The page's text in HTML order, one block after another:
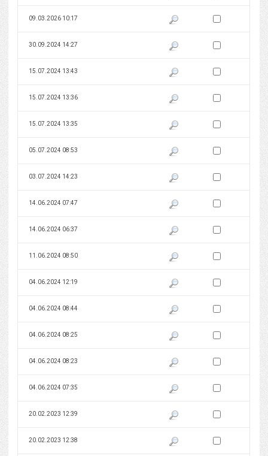
09.03.2026 10:17 Pokaż podgląd wersji z dnia
Zaznacz wersję do
30.09.2024 14:27 Pokaż podgląd wersji z dnia
Zaznacz wersję do
15.07.2024 13:43 Pokaż podgląd wersji z dnia
Zaznacz wersję do
15.07.2024 13:36 Pokaż podgląd wersji z dnia
Zaznacz wersję do
15.07.2024 13:35 Pokaż podgląd wersji z dnia
Zaznacz wersję do
05.07.2024 08:53 Pokaż podgląd wersji z dnia
Zaznacz wersję do
03.07.2024 14:23 Pokaż podgląd wersji z dnia
Zaznacz wersję do
14.06.2024 07:47 Pokaż podgląd wersji z dnia
Zaznacz wersję do
14.06.2024 06:37 Pokaż podgląd wersji z dnia
Zaznacz wersję do
11.06.2024 08:50 Pokaż podgląd wersji z dnia
Zaznacz wersję do
04.06.2024 12:19 Pokaż podgląd wersji z dnia
Zaznacz wersję do
04.06.2024 08:44 Pokaż podgląd wersji z dnia
Zaznacz wersję do
04.06.2024 08:25 Pokaż podgląd wersji z dnia
Zaznacz wersję do
04.06.2024 08:23 Pokaż podgląd wersji z dnia
Zaznacz wersję do
04.06.2024 07:35 Pokaż podgląd wersji z dnia
Zaznacz wersję do
20.02.2023 12:39 Pokaż podgląd wersji z dnia
Zaznacz wersję do
20.02.2023 12:38 Pokaż podgląd wersji z dnia
Zaznacz wersję do